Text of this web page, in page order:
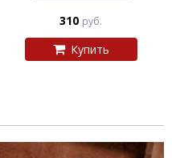
310 руб.
Купить